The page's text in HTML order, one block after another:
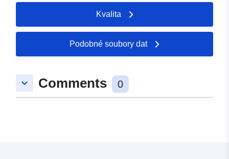
Kvalita
Podobné soubory dat
keyboard_arrow_down Comments 0